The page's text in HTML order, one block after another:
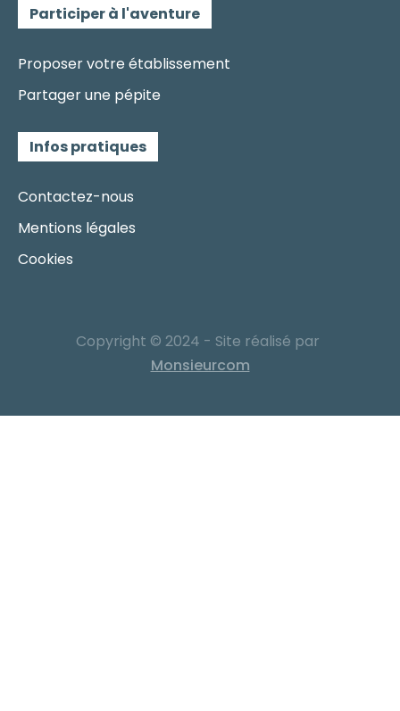
Participer à l'aventure
Proposer votre établissement
Partager une pépite
Infos pratiques
Contactez-nous
Mentions légales
Cookies
Copyright © 2024 - Site réalisé par
Monsieurcom